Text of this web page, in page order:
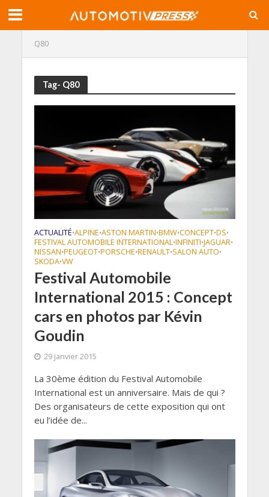
Q80
Tag- Q80
ACTUALITÉ•ALPINE•ASTON MARTIN•BMW•CONCEPT•DS•
FESTIVAL AUTOMOBILE INTERNATIONAL•INFINITI•JAGUAR•
NISSAN•PEUGEOT•PORSCHE•RENAULT•SALON AUTO•
SKODA•VW
Festival Automobile
International 2015 : Concept
cars en photos par Kévin
Goudin
29 janvier 2015
La 30ème édition du Festival Automobile
International est un anniversaire. Mais de qui ?
Des organisateurs de cette exposition qui ont
eu l’idée de...